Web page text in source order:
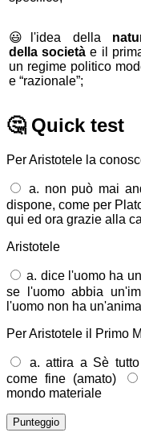
😃
l'idea della
della società e il
un regime politico
e “razionale”;
🤔Quick test
Per Aristotele la
a. non può mai
dispone, come per
qui ed ora grazie alla
Aristotele
a. dice l'uomo ha
se l'uomo abbia
l'uomo non ha
Per Aristotele il Primo
a. attira a Sè
come fine (amato)
mondo materiale
Punteggio